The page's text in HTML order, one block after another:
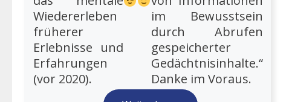
Wiedererleben
früherer
Erlebnisse und
Erfahrungen
(vor 2020).
im Bewusstsein
durch Abrufen
gespeicherter
Gedächtnisinhalte.“
Danke im Voraus.